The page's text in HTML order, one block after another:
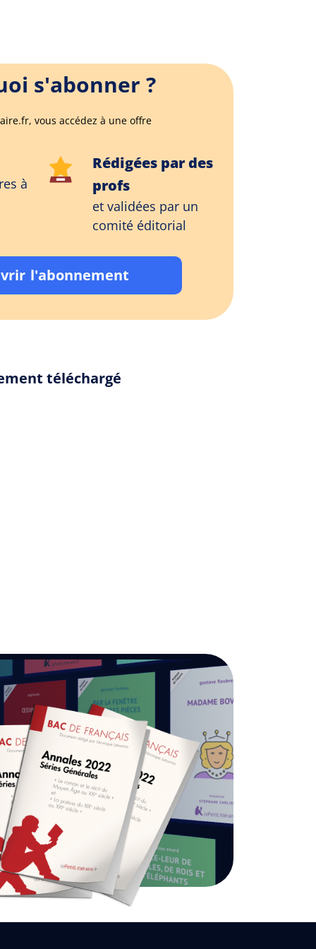
s'abonner ?
vous accédez à une offre
à
Rédigées par des
profs
et validées par un
comité éditorial
l'abonnement
téléchargé